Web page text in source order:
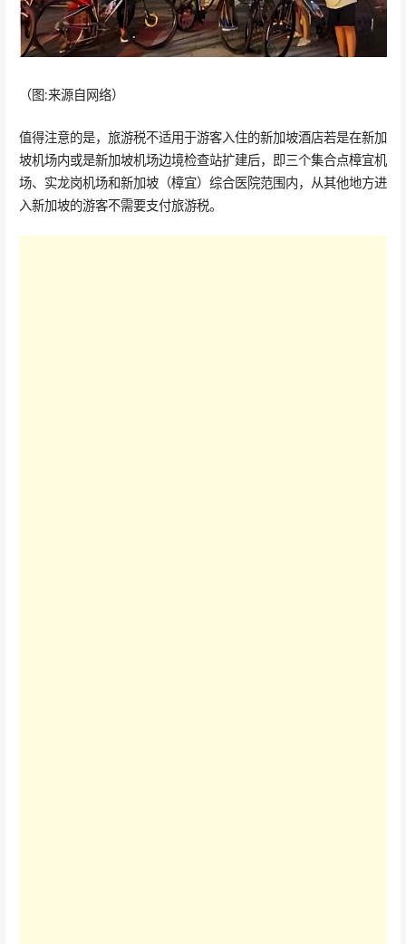
（图:来源自网络）
值得注意的是，旅游税不适用于游客入住的新加坡酒店若是在新加
坡机场内或是新加坡机场边境检查站扩建后，即三个集合点樟宜机
场、实龙岗机场和新加坡（樟宜）综合医院范围内，从其他地方进
入新加坡的游客不需要支付旅游税。